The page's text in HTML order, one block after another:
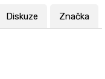
Diskuze Značka